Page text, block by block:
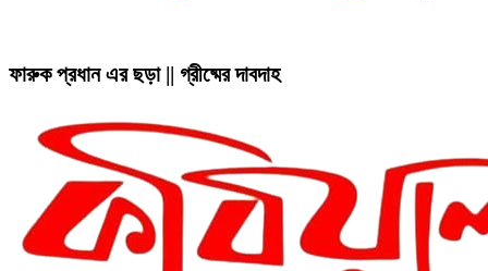
ফারুক প্রধান এর ছড়া || গ্রীষ্মের দাবদাহ